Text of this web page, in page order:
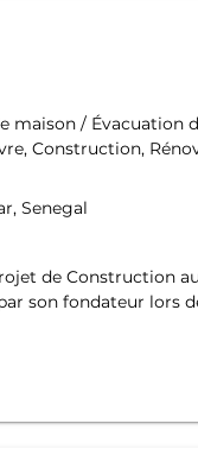
maison /
Construction,
Senegal
de Construction
son fondateur lors